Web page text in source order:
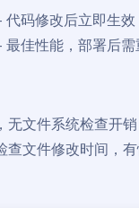
代码修改后立即生效
最佳性能，部署后
无文件系统检查开销
查文件修改时间，